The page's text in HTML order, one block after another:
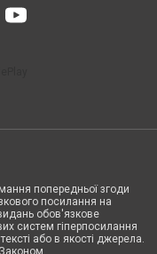
попередньої згоди
посилання на
обов'язкове
систем гіперпосилання
або в якості джерела.